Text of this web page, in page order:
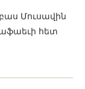
Մուսավին
հետ